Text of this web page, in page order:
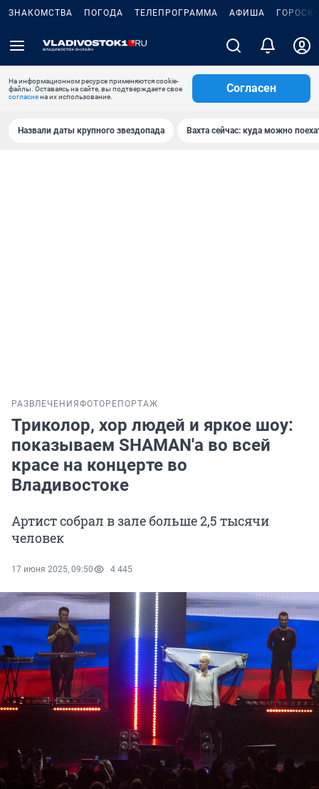
ЗНАКОМСТВА ПОГОДА ТЕЛЕПРОГРАММА АФИША
На информационном ресурсе применяются cookie-
файлы. Оставаясь на сайте, вы подтверждаете свое
согласиена их использование.
Согласен
Назвали даты крупного звездопада Вахта сейчас: куда можно
РАЗВЛЕЧЕНИЯ ФОТОРЕПОРТАЖ
Триколор, хор людей и яркое шоу:
показываем SHAMAN'а во всей
красе на концерте во
Владивостоке
Артист собрал в зале больше 2,5 тысячи
человек
17 июня 2025, 09:50 4 445